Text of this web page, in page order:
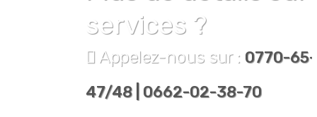
services ?
Appelez-nous sur : 0770-
47/48 | 0662-02-38-70